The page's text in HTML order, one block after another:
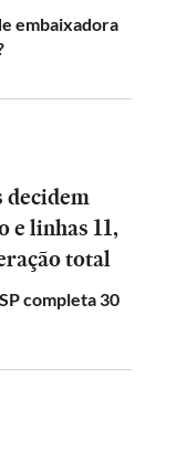
embaixadora
e linhas 11,
total
completa 30